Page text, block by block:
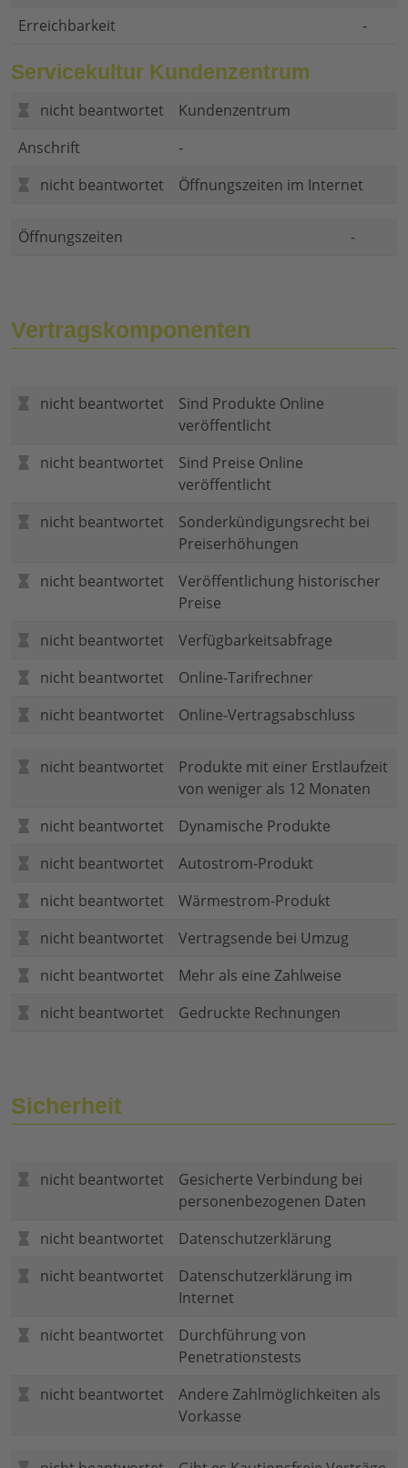
Erreichbarkeit
-
Servicekultur Kundenzentrum
nicht beantwortet
Kundenzentrum
Anschrift
-
nicht beantwortet
Öffnungszeiten im Internet
Öffnungszeiten -
Vertragskomponenten
nicht beantwortet
Sind Produkte Online
veröffentlicht
nicht beantwortet
Sind Preise Online
veröffentlicht
nicht beantwortet
Sonderkündigungsrecht bei
Preiserhöhungen
nicht beantwortet
Veröffentlichung historischer
Preise
nicht beantwortet
Verfügbarkeitsabfrage
nicht beantwortet
Online-Tarifrechner
nicht beantwortet
Online-Vertragsabschluss
nicht beantwortet
Produkte mit einer Erstlaufzeit
von weniger als 12 Monaten
nicht beantwortet
Dynamische Produkte
nicht beantwortet
Autostrom-Produkt
nicht beantwortet
Wärmestrom-Produkt
nicht beantwortet
Vertragsende bei Umzug
nicht beantwortet
Mehr als eine Zahlweise
nicht beantwortet
Gedruckte Rechnungen
Sicherheit
nicht beantwortet
Gesicherte Verbindung bei
personenbezogenen Daten
nicht beantwortet
Datenschutzerklärung
nicht beantwortet
Datenschutzerklärung im
Internet
nicht beantwortet
Durchführung von
Penetrationstests
nicht beantwortet
Andere Zahlmöglichkeiten als
Vorkasse